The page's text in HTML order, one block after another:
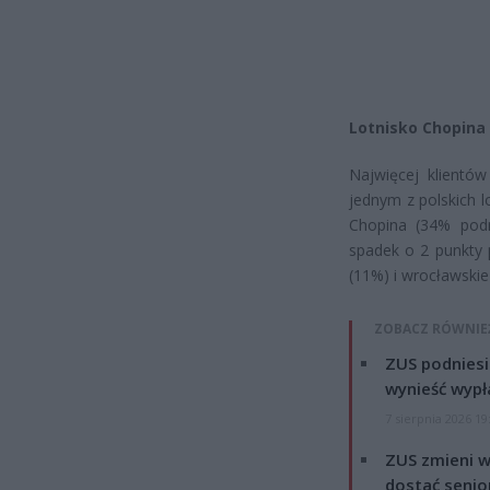
Lotnisko
Najwięcej
jednym z polskich
Chopina (34%
spadek o 2 punkty
(11%) i
ZOBACZ
ZUS
wynieść
ZUS zmieni
dostać